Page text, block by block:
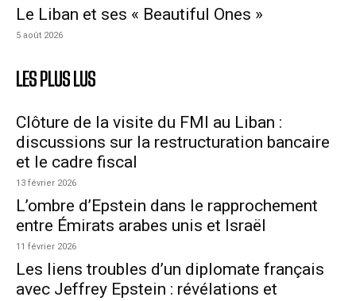
Le Liban et ses « Beautiful Ones »
5 août 2026
LES PLUS LUS
Clôture de la visite du FMI au Liban :
discussions sur la restructuration bancaire
et le cadre fiscal
13 février 2026
L’ombre d’Epstein dans le rapprochement
entre Émirats arabes unis et Israël
11 février 2026
Les liens troubles d’un diplomate français
avec Jeffrey Epstein : révélations et